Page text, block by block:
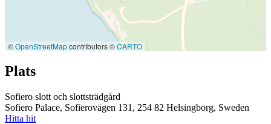
©OpenStreetMapcontributors ©CARTO
Plats
Sofiero slott och slottsträdgård
Sofiero Palace, Sofierovägen 131, 254 82 Helsingborg, Sweden
Hitta hit